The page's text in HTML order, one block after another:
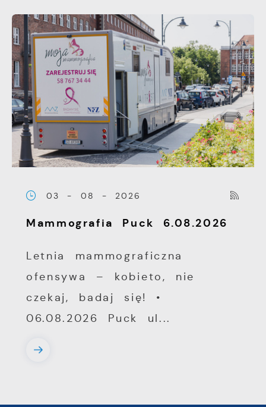
03 - 08 - 2026
Mammografia Puck 6.08.2026
Letnia mammograficzna
ofensywa – kobieto, nie
czekaj, badaj się! •
06.08.2026 Puck ul...